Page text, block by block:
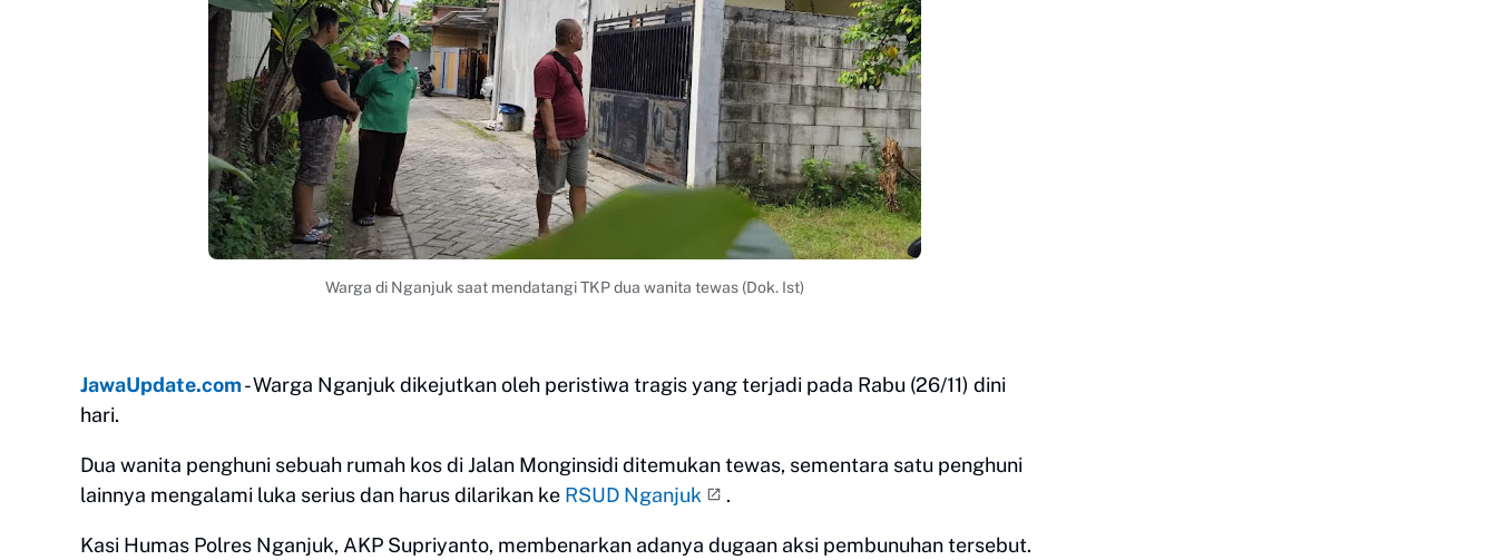
Warga di Nganjuk saat mendatangi TKP dua wanita tewas (Dok. Ist)
JawaUpdate.com- Warga Nganjuk dikejutkan oleh peristiwa tragis yang terjadi pada Rabu (26/11) dini
hari.
Dua wanita penghuni sebuah rumah kos di Jalan Monginsidi ditemukan tewas, sementara satu penghuni
lainnya mengalami luka serius dan harus dilarikan ke RSUD Nganjuk .
Kasi Humas Polres Nganjuk, AKP Supriyanto, membenarkan adanya dugaan aksi pembunuhan tersebut.